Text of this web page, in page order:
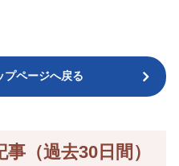
プページへ戻る
（過去30日間）